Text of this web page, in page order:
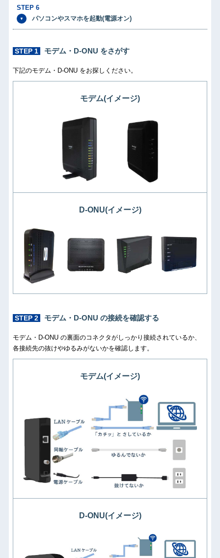
STEP 6
パソコンやスマホを起動(電源オン)
STEP 1 モデム・D-ONU をさがす
下記のモデム・D-ONU をお探しください。
モデム(イメージ)
D-ONU(イメージ)
STEP 2 モデム・D-ONU の接続を確認する
モデム・D-ONU の裏面のコネクタがしっかり接続されているか、
各接続先の抜けやゆるみがないかを確認します。
モデム(イメージ)
D-ONU(イメージ)